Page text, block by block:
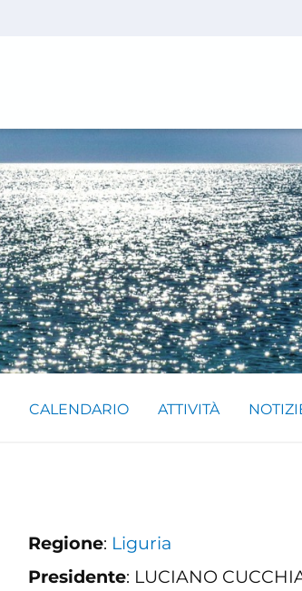
CALENDARIO ATTIVITÀ
Regione: Liguria
Presidente: LUCIANO